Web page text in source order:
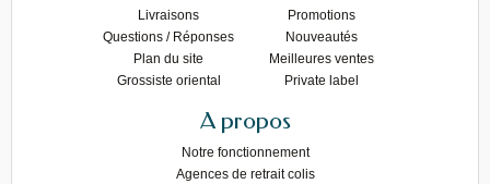
Livraisons
Questions / Réponses
Plan du site
Grossiste oriental
Promotions
Nouveautés
Meilleures ventes
Private label
A propos
Notre fonctionnement
Agences de retrait colis